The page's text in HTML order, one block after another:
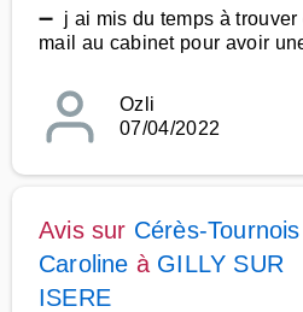
➖ j ai mis du temps à
mail au cabinet pour avoir
Ozli
07/04/2022
Avis sur Cérès-Tournois
Caroline à GILLY SUR
ISERE